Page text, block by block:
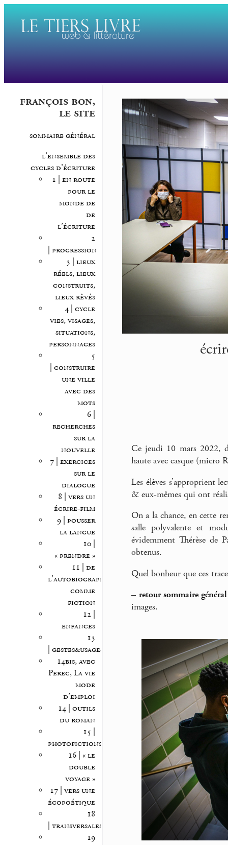
françois bon,
le site
sommaire général
l’ensemble des
cycles d’écriture
1 | en route
pour le
monde de
de
l’écriture
2
| progression
3 | lieux
réels, lieux
construits,
lieux rêvés
4 | cycle
vies, visages,
situations,
personnages
5
| construire
une ville
avec des
mots
6 |
recherches
sur la
nouvelle
7 | exercices
sur le
dialogue
8 | vers un
écrire-film
9 | pousser
la langue
10 |
« prendre »
11 | de
l’autobiographie
comme
fiction
12 |
enfances
13
| gestes&usages
14bis, avec
Perec, La vie
mode
d’emploi
14 | outils
du roman
15 |
photofictions
16 | « le
double
voyage »
17 | vers une
écopoétique
18
| transversales
19
Ce jeudi 10 mars 2022,
haute avec casque
Les élèves s’approprient
& eux-mêmes qui ont
On a la chance, en cette
salle polyvalente et
évidemment Thérèse de
obtenus.
Quel bonheur que ces
– retour sommaire
images.